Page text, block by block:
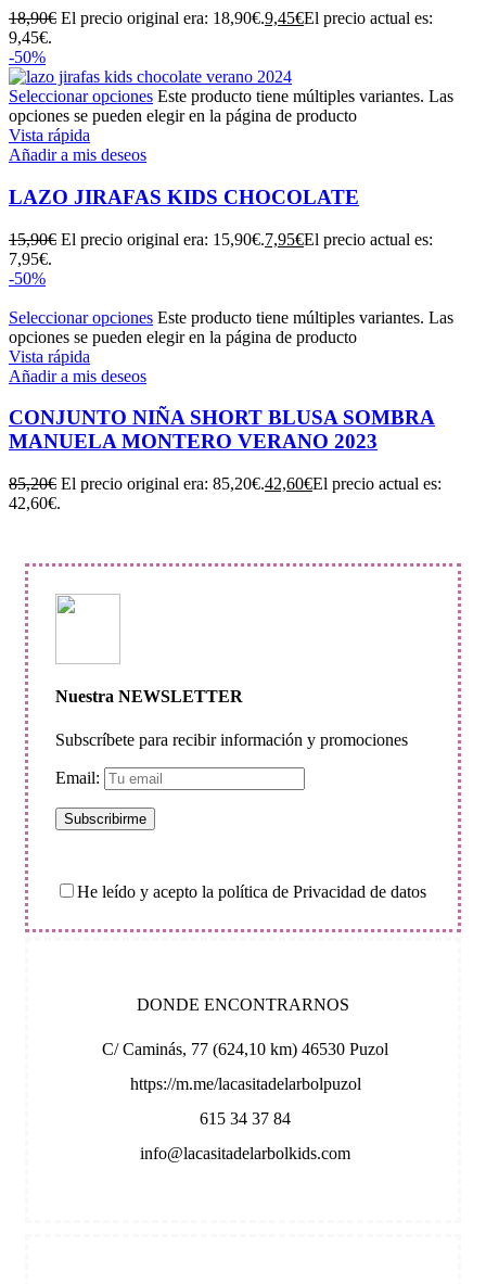
18,90€ El precio original era: 18,90€.9,45€El precio actual es:
9,45€.
-50%
Seleccionar opciones Este producto tiene múltiples variantes. Las
opciones se pueden elegir en la página de producto
Vista rápida
Añadir a mis deseos
LAZO JIRAFAS KIDS CHOCOLATE
15,90€ El precio original era: 15,90€.7,95€El precio actual es:
7,95€.
-50%
Seleccionar opciones Este producto tiene múltiples variantes. Las
opciones se pueden elegir en la página de producto
Vista rápida
Añadir a mis deseos
CONJUNTO NIÑA SHORT BLUSA SOMBRA
MANUELA MONTERO VERANO 2023
85,20€ El precio original era: 85,20€.42,60€El precio actual es:
42,60€.
Nuestra NEWSLETTER
Subscríbete para recibir información y promociones
Email:
He leído y acepto la política de Privacidad de datos
DONDE ENCONTRARNOS
C/ Caminás, 77 (624,10 km) 46530 Puzol
https://m.me/lacasitadelarbolpuzol
615 34 37 84
info@lacasitadelarbolkids.com